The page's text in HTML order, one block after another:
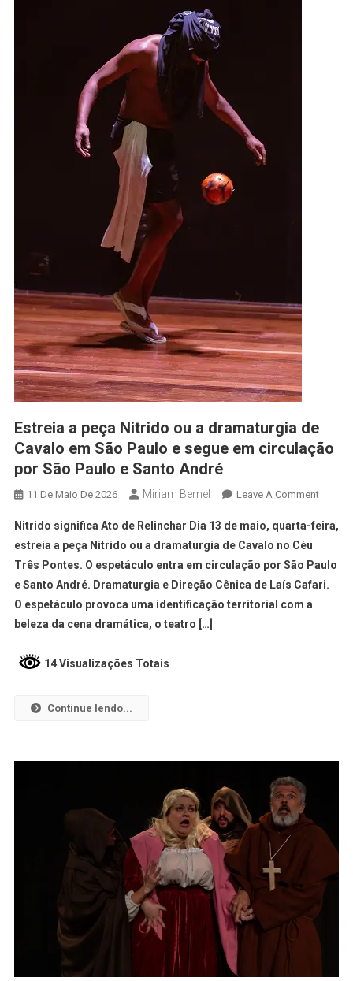
Estreia a peça Nitrido ou a dramaturgia de
Cavalo em São Paulo e segue em circulação
por São Paulo e Santo André
11 De Maio De 2026 Miriam Bemel Leave A Comment
Nitrido significa Ato de Relinchar Dia 13 de maio, quarta-feira,
estreia a peça Nitrido ou a dramaturgia de Cavalo no Céu
Três Pontes. O espetáculo entra em circulação por São Paulo
e Santo André. Dramaturgia e Direção Cênica de Laís Cafari.
O espetáculo provoca uma identificação territorial com a
beleza da cena dramática, o teatro […]
14 Visualizações Totais
Continue lendo...